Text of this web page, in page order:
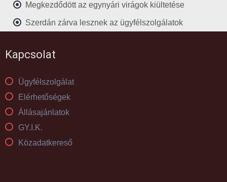
Megkezdődött az egynyári virágok kiültetése
Szerdán zárva lesznek az ügyfélszolgálatok
Kapcsolat
Ügyfélszolgálat
Elérhetőségek
Állásajánlatok
GY.I.K.
Közadatkereső